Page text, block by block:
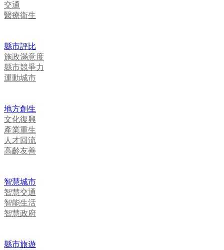
交通
醫療衛生
縣市評比
施政滿意度
縣市競爭力
運動城市
地方創生
文化復興
產業重生
人才回流
高齡友善
智慧城市
智慧交通
智能生活
智慧政府
縣市旅遊